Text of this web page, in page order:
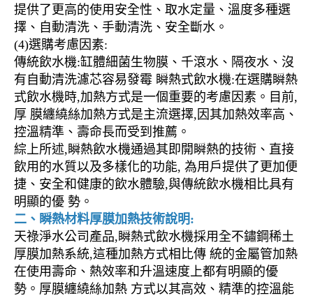
提供了更高的使用安全性、取水定量、溫度多種選
擇、自動清洗、手動清洗、安全斷水。
(4)選購考慮因素:
傳統飲水機:缸體細菌生物膜、千滾水、隔夜水、沒
有自動清洗濾芯容易發霉 瞬熱式飲水機:在選購瞬熱
式飲水機時,加熱方式是一個重要的考慮因素。目前,
厚 膜纏繞絲加熱方式是主流選擇,因其加熱效率高、
控溫精準、壽命長而受到推薦。
綜上所述,瞬熱飲水機通過其即開瞬熱的技術、直接
飲用的水質以及多樣化的功能, 為用戶提供了更加便
捷、安全和健康的飲水體驗,與傳統飲水機相比具有
明顯的優 勢。
二、瞬熱材料厚膜加熱技術說明:
天祿淨水公司產品,瞬熱式飲水機採用全不鏽鋼稀土
厚膜加熱系統,這種加熱方式相比傳 統的金屬管加熱
在使用壽命、熱效率和升溫速度上都有明顯的優
勢。厚膜纏繞絲加熱 方式以其高效、精準的控溫能